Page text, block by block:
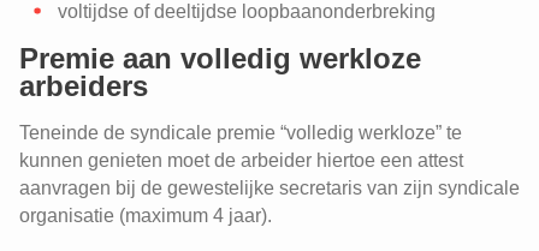
voltijdse of deeltijdse loopbaanonderbreking
Premie aan volledig werkloze
arbeiders
Teneinde de syndicale premie “volledig werkloze” te
kunnen genieten moet de arbeider hiertoe een attest
aanvragen bij de gewestelijke secretaris van zijn syndicale
organisatie (maximum 4 jaar).